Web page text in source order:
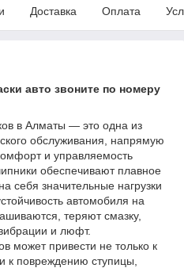
Доставка Оплата
авто звоните по номеру
в Алматы — это одна из
обслуживания, напрямую
и управляемость
обеспечивают плавное
себя значительные нагрузки
автомобиля на
теряют смазку,
и люфт.
может привести не только к
к повреждению ступицы,